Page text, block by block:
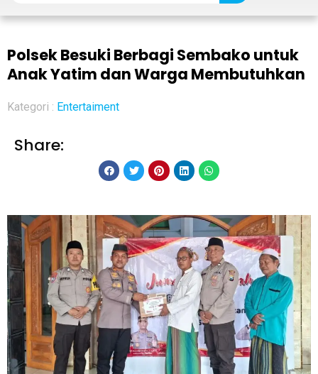
Polsek Besuki Berbagi Sembako untuk
Anak Yatim dan Warga Membutuhkan
Kategori : Entertaiment
Share: